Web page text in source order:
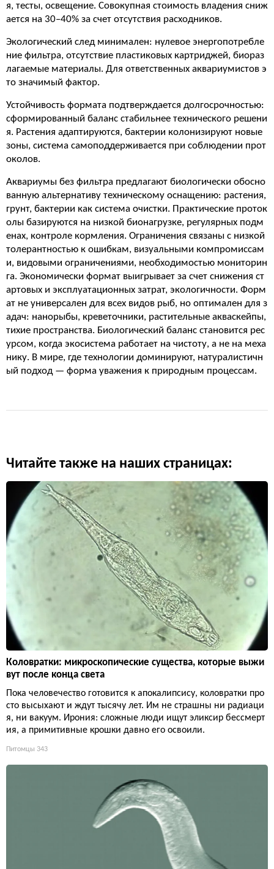
я, тесты, освещение. Совокупная стоимость владения сниж
ается на 30–40% за счет отсутствия расходников.
Экологический след минимален: нулевое энергопотребле
ние фильтра, отсутствие пластиковых картриджей, биораз
лагаемые материалы. Для ответственных аквариумистов э
то значимый фактор.
Устойчивость формата подтверждается долгосрочностью:
сформированный баланс стабильнее технического решени
я. Растения адаптируются, бактерии колонизируют новые
зоны, система самоподдерживается при соблюдении прот
околов.
Аквариумы без фильтра предлагают биологически обосно
ванную альтернативу техническому оснащению: растения,
грунт, бактерии как система очистки. Практические проток
олы базируются на низкой бионагрузке, регулярных подм
енах, контроле кормления. Ограничения связаны с низкой
толерантностью к ошибкам, визуальными компромиссам
и, видовыми ограничениями, необходимостью мониторин
га. Экономически формат выигрывает за счет снижения ст
артовых и эксплуатационных затрат, экологичности. Форм
ат не универсален для всех видов рыб, но оптимален для з
адач: нанорыбы, креветочники, растительные акваскейпы,
тихие пространства. Биологический баланс становится рес
урсом, когда экосистема работает на чистоту, а не на меха
нику. В мире, где технологии доминируют, натуралистичн
ый подход — форма уважения к природным процессам.
Читайте также на наших страницах:
Коловратки: микроскопические существа, которые выжи
вут после конца света
Пока человечество готовится к апокалипсису, коловратки про
сто высыхают и ждут тысячу лет. Им не страшны ни радиаци
я, ни вакуум. Ирония: сложные люди ищут эликсир бессмерт
ия, а примитивные крошки давно его освоили.
Питомцы 343